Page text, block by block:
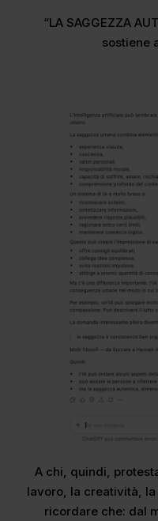
“LA SAGGEZZA
sostiene
A chi, quindi,
lavoro, la creatività,
ricordare che: dal